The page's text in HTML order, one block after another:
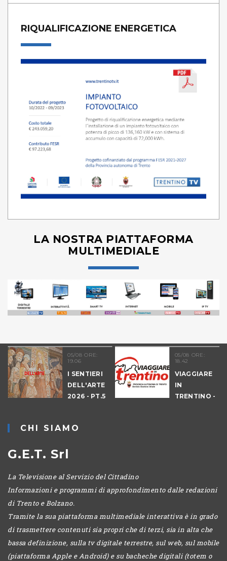
RIQUALIFICAZIONE ENERGETICA
LA NOSTRA PIATTAFORMA
MULTIMEDIALE
05/08 ORE:
19.06
I SENTIERI
DELL'ARTE
2026 - PT.5
05/08 ORE:
18.42
VIAGGIARE
IN
TRENTINO -
CHI SIAMO
G.E.T. Srl
La Televisione al Servizio del Cittadino
Informazioni e programmi di approfondimento dalle redazioni
di Trento e Bolzano.
Tramite la sua piattaforma multimediale interattiva è in grado
di trasmettere contenuti sia propri che di terzi, sia in alta che
bassa definizione, sulla tv digitale terrestre, sul web, sul mobile
(piattaforma Apple e Android) e su bacheche digitali (totem o